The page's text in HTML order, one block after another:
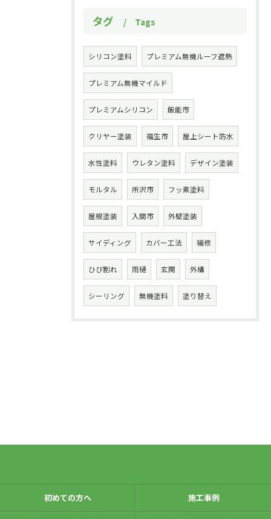
タグ Tags
シリコン塗料 プレミアム無機ルーフ遮熱
プレミアム無機マイルド
プレミアムシリコン 飯能市
クリヤー塗装 福生市 屋上シート防水
水性塗料 ウレタン塗料 デザイン塗装
モルタル 所沢市 フッ素塗料
屋根塗装 入間市 外壁塗装
サイディング カバー工法 補修
ひび割れ 雨樋 玄関 外構
シーリング 無機塗料 塗り替え
初めての方へ 施工事例